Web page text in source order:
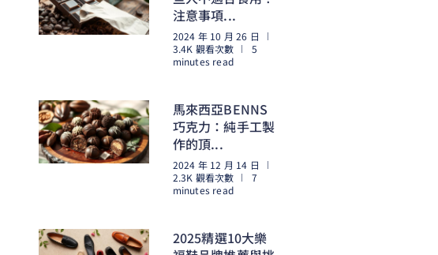
注意事項...
2024 年 10 月 26 日
3.4K 觀看次數
5
minutes read
馬來西亞BENNS
巧克力：純手工製
作的頂...
2024 年 12 月 14 日
2.3K 觀看次數
7
minutes read
2025精選10大樂